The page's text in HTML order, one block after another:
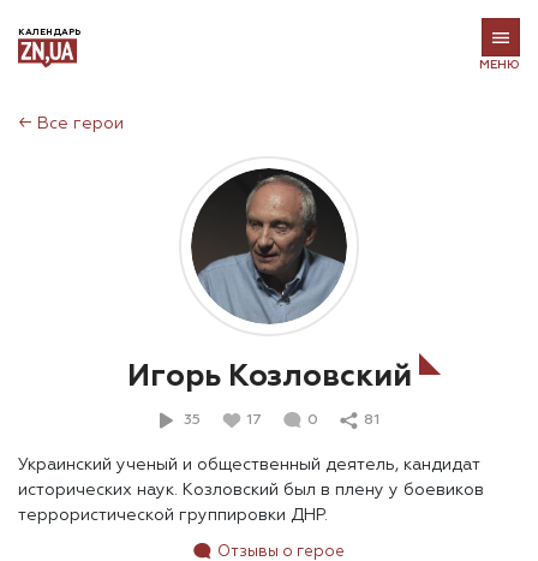
КАЛЕНДАРЬ
МЕНЮ
← Все герои
Игорь Козловский
35 17 0 81
Украинский ученый и общественный деятель, кандидат
исторических наук. Козловский был в плену у боевиков
террористической группировки ДНР.
Отзывы о герое